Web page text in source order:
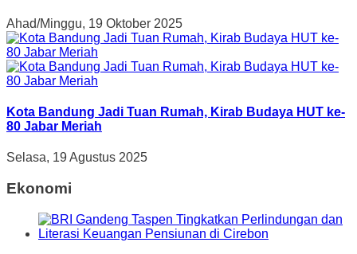
Ahad/Minggu, 19 Oktober 2025
Kota Bandung Jadi Tuan Rumah, Kirab Budaya HUT ke-
80 Jabar Meriah
Selasa, 19 Agustus 2025
Ekonomi